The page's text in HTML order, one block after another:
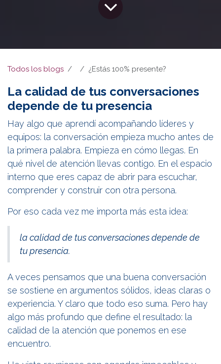
Todos los blogs ¿Estás 100% presente?
La calidad de tus conversaciones
depende de tu presencia
Hay algo que aprendí acompañando líderes y
equipos: la conversación empieza mucho antes de
la primera palabra. Empieza en cómo llegas. En
qué nivel de atención llevas contigo. En el espacio
interno que eres capaz de abrir para escuchar,
comprender y construir con otra persona.
Por eso cada vez me importa más esta idea:
la calidad de tus conversaciones depende de
tu presencia.
A veces pensamos que una buena conversación
se sostiene en argumentos sólidos, ideas claras o
experiencia. Y claro que todo eso suma. Pero hay
algo más profundo que define el resultado: la
calidad de la atención que ponemos en ese
encuentro.